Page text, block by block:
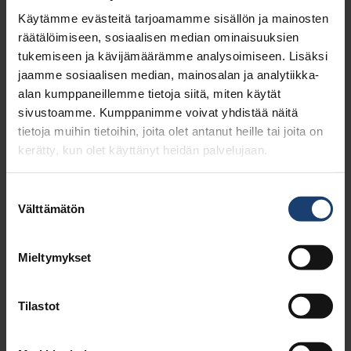
Käytämme evästeitä tarjoamamme sisällön ja mainosten
räätälöimiseen, sosiaalisen median ominaisuuksien
tukemiseen ja kävijämäärämme analysoimiseen. Lisäksi
jaamme sosiaalisen median, mainosalan ja analytiikka-
alan kumppaneillemme tietoja siitä, miten käytät
sivustoamme. Kumppanimme voivat yhdistää näitä
tietoja muihin tietoihin, joita olet antanut heille tai joita on
kerätty, kun olet käyttänyt heidän palvelujaan.
valinta
Välttämätön
Mieltymykset
Tilastot
MUOVITALOUTTA